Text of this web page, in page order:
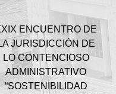
ENCUENTRO DE
JURISDICCIÓN DE
LO CONTENCIOSO
ADMINISTRATIVO
“SOSTENIBILIDAD